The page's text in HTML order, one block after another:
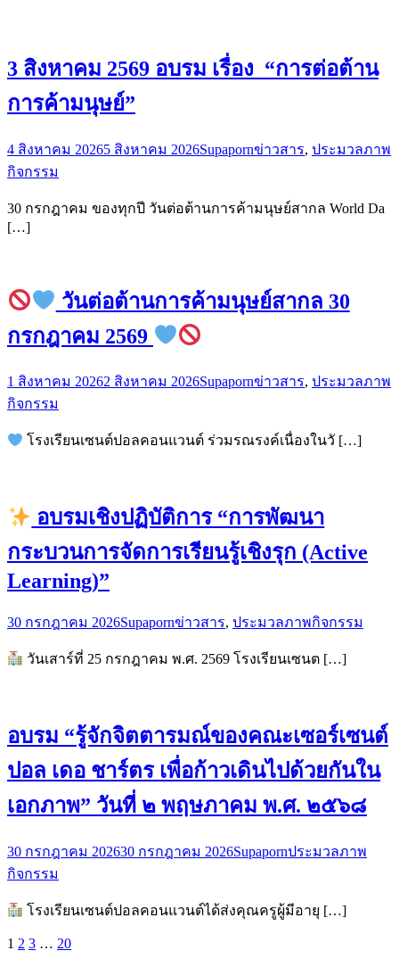
3 สิงหาคม 2569 อบรม เรื่อง “การต่อต้าน
การค้ามนุษย์”
4 สิงหาคม 20265 สิงหาคม 2026Supapornข่าวสาร, ประมวลภาพ
กิจกรรม
30 กรกฎาคม ของทุกปี วันต่อต้านการค้ามนุษย์สากล World Da
[…]
วันต่อต้านการค้ามนุษย์สากล 30
กรกฎาคม 2569
1 สิงหาคม 20262 สิงหาคม 2026Supapornข่าวสาร, ประมวลภาพ
กิจกรรม
โรงเรียนเซนต์ปอลคอนแวนต์ ร่วมรณรงค์เนื่องในวั […]
อบรมเชิงปฏิบัติการ “การพัฒนา
กระบวนการจัดการเรียนรู้เชิงรุก (Active
Learning)”
30 กรกฎาคม 2026Supapornข่าวสาร, ประมวลภาพกิจกรรม
วันเสาร์ที่ 25 กรกฎาคม พ.ศ. 2569 โรงเรียนเซนต […]
อบรม “รู้จักจิตตารมณ์ของคณะเซอร์เซนต์
ปอล เดอ ชาร์ตร เพื่อก้าวเดินไปด้วยกันใน
เอกภาพ” วันที่ ๒ พฤษภาคม พ.ศ. ๒๕๖๘
30 กรกฎาคม 202630 กรกฎาคม 2026Supapornประมวลภาพ
กิจกรรม
โรงเรียนเซนต์ปอลคอนแวนต์ได้ส่งคุณครูผู้มีอายุ […]
1 2 3 … 20